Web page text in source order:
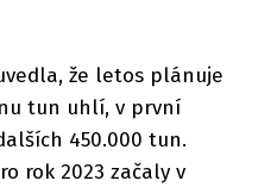
že letos plánuje
tun uhlí, v první
450.000 tun.
rok 2023 začaly v